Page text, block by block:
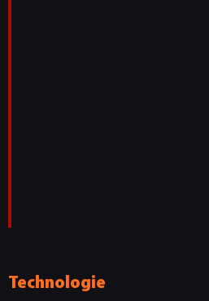
Technologie